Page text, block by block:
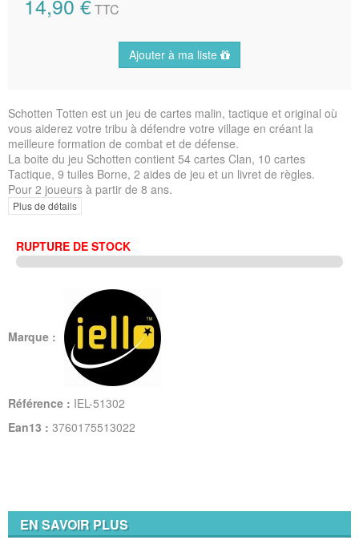
TTC
Ajouter à ma liste
Schotten Totten est un jeu de cartes malin, tactique et original où
vous aiderez votre tribu à défendre votre village en créant la
meilleure formation de combat et de défense.
La boite du jeu Schotten contient 54 cartes Clan, 10 cartes
Tactique, 9 tuiles Borne, 2 aides de jeu et un livret de règles.
Pour 2 joueurs à partir de 8 ans.
Plus de détails
RUPTURE DE STOCK
Marque :
Référence : IEL-51302
Ean13 : 3760175513022
EN SAVOIR PLUS